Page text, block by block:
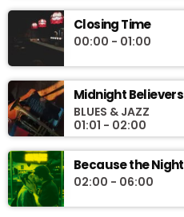
Closing Time
00:00 - 01:00
Midnight Believers
BLUES & JAZZ
01:01 - 02:00
Because the Night
02:00 - 06:00